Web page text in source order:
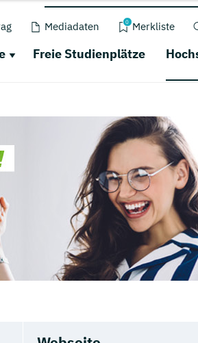
Mediadaten 0 Merkliste
Freie Studienplätze